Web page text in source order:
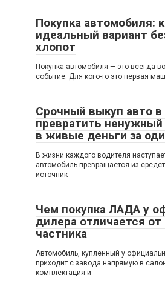
Покупка автомобиля:
идеальный вариант
хлопот
Покупка автомобиля — это всегда
событие. Для кого-то это первая
Срочный выкуп авто в
превратить
в живые деньги за
В жизни каждого водителя
автомобиль превращается из
источник
Чем покупка ЛАДА у
дилера отличается от
частника
Автомобиль, купленный у
приходит с завода напрямую в
комплектация и